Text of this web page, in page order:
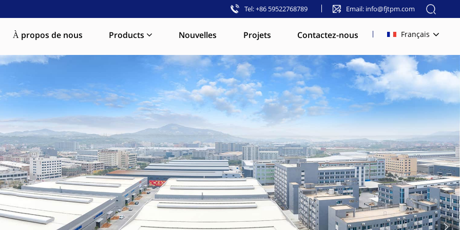
Tel: +86 59522768789 Email: info@fjtpm.com
À propos de nous Products Nouvelles Projets Contactez-nous Français
English
français
русский
español
العربية